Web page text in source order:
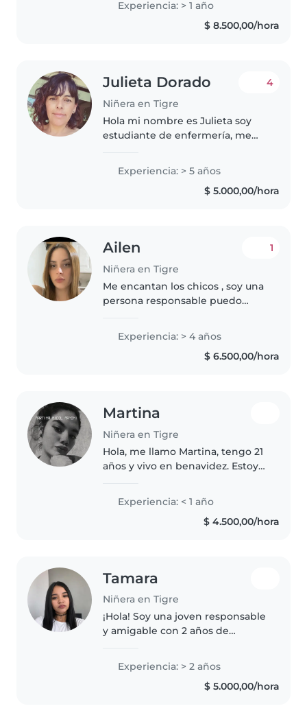
y cuidado de niños. Mi objetivo
es brindar un acompañamiento..
Experiencia: > 1 año
$ 8.500,00/hora
Julieta Dorado
Niñera en Tigre
4
Hola mi nombre es Julieta soy
estudiante de enfermería, me
personas. Trabajé como auxiliar
de maestra jardinera en jardines
rodantes en Nordelta así..
Experiencia: > 5 años
$ 5.000,00/hora
Ailen
Niñera en Tigre
1
Me encantan los chicos , soy una
persona responsable puedo
la edad para el desarrollo, ayudar
en tareas y también en el orden
del hogar. Soy mamá así..
Experiencia: > 4 años
$ 6.500,00/hora
Martina
Niñera en Tigre
Hola, me llamo Martina, tengo 21
años y vivo en benavidez. Estoy
gustan mucho los niños. Tengo
disponibilidad por la mañana..
Experiencia: < 1 año
$ 4.500,00/hora
Tamara
Niñera en Tigre
¡Hola! Soy una joven responsable
y amigable con 2 años de
edad de guardería y primaria. Me
encanta leer a los niños, hacer
manualidades y jugar. Soy
Experiencia: > 2 años
$ 5.000,00/hora